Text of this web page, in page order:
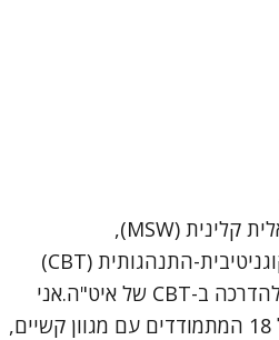
שמי ורוניקה, עובדת סוציאלית קלינית (MSW),
פסיכותרפיסטית ומטפלת קוגניטיבית-התנהגותית (CBT)
מוסמכת, בתהליך הסמכה להדרכה ב-CBT של איט"ה.אני
מטפלת במבוגרים מעל גיל 18 המתמודדים עם מגוון קשיים,